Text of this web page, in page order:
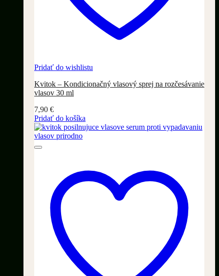
Pridať do wishlistu
Kvitok – Kondicionačný vlasový sprej na rozčesávanie
vlasov 30 ml
7,90 €
Pridať do košíka